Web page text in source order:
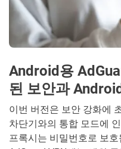
Android용
된 보안과
이번 버전은 보안 강화에
차단기와의 통합 모드에
프록시는 비밀번호로 보